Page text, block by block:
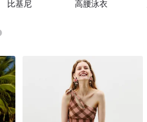
比基尼 高腰泳衣